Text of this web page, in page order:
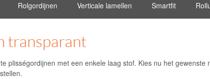
Rolgordijnen Verticale lamellen Smartfit
transparant
plisségordijnen met een enkele laag stof. Kies nu het